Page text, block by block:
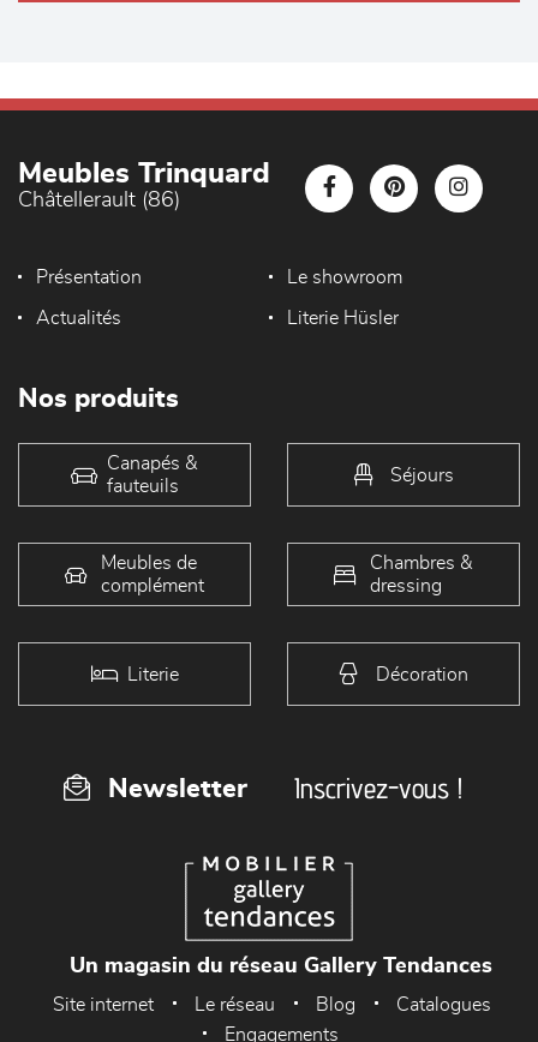
Meubles Trinquard
Châtellerault (86)
Présentation Le showroom
Actualités Literie Hüsler
Nos produits
Canapés &
fauteuils
Séjours
Meubles de
complément
Chambres &
dressing
Literie Décoration
Newsletter Inscrivez-vous !
Un magasin du réseau Gallery Tendances
Site internet Le réseau Blog
Catalogues
Engagements